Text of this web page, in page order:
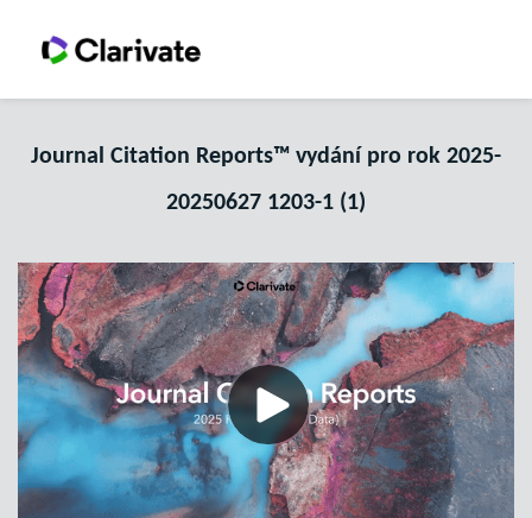
Journal Citation Reports™ vydání pro rok 2025-
20250627 1203-1 (1)